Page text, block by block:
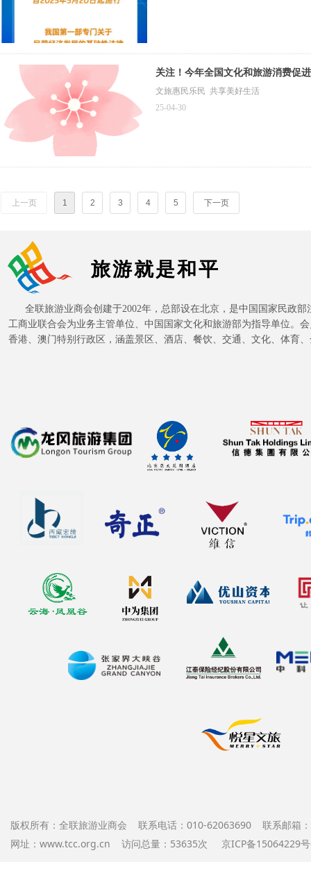
关注！今年全国文化和旅游消费促
文旅惠民乐民 共享美好生活
25-04-30
上一页 1 2 3 4 5 下一页
版权所有：全联旅游业商会 联系电话：010-62063690 联系邮
网址：www.tcc.org.cn 访问总量：53635次 京ICP备
全联旅游业商会创建于2002年，总部设在北京，是中国国家民政部
工商业联合会为业务主管单位、中国国家文化和旅游部为指导单位。
香港、澳门特别行政区，涵盖景区、酒店、餐饮、交通、文化、体育
旅游就是和平